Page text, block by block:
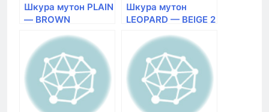
Шкура мутон PLAIN
— BROWN
Размер 0,62×1,25
Шкура мутон
LEOPARD — BEIGE 2
Размер 0,62×1,25